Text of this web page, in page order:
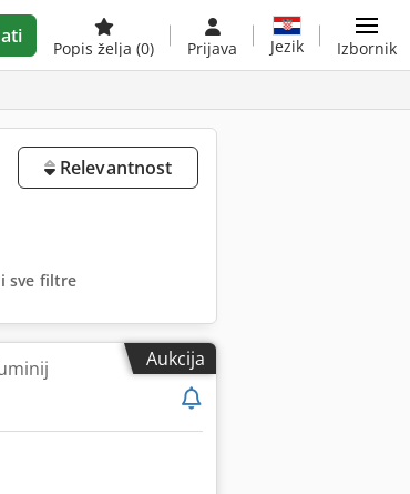
Popis želja (0) Prijava Jezik Izbornik
Relevantnost
sve filtre
Aukcija